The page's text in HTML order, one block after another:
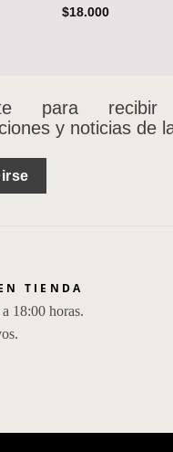
$18.000
para
y noticias de
TIENDA
18:00 horas.